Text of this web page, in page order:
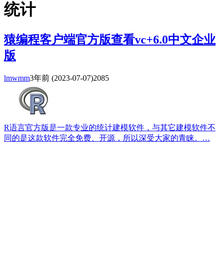
统计
猿编程客户端官方版查看vc+6.0中文企业
版
lmwmm3年前 (2023-07-07)2085
R语言官方版是一款专业的统计建模软件，与其它建模软件不
同的是这款软件完全免费、开源，所以深受大家的青睐。…